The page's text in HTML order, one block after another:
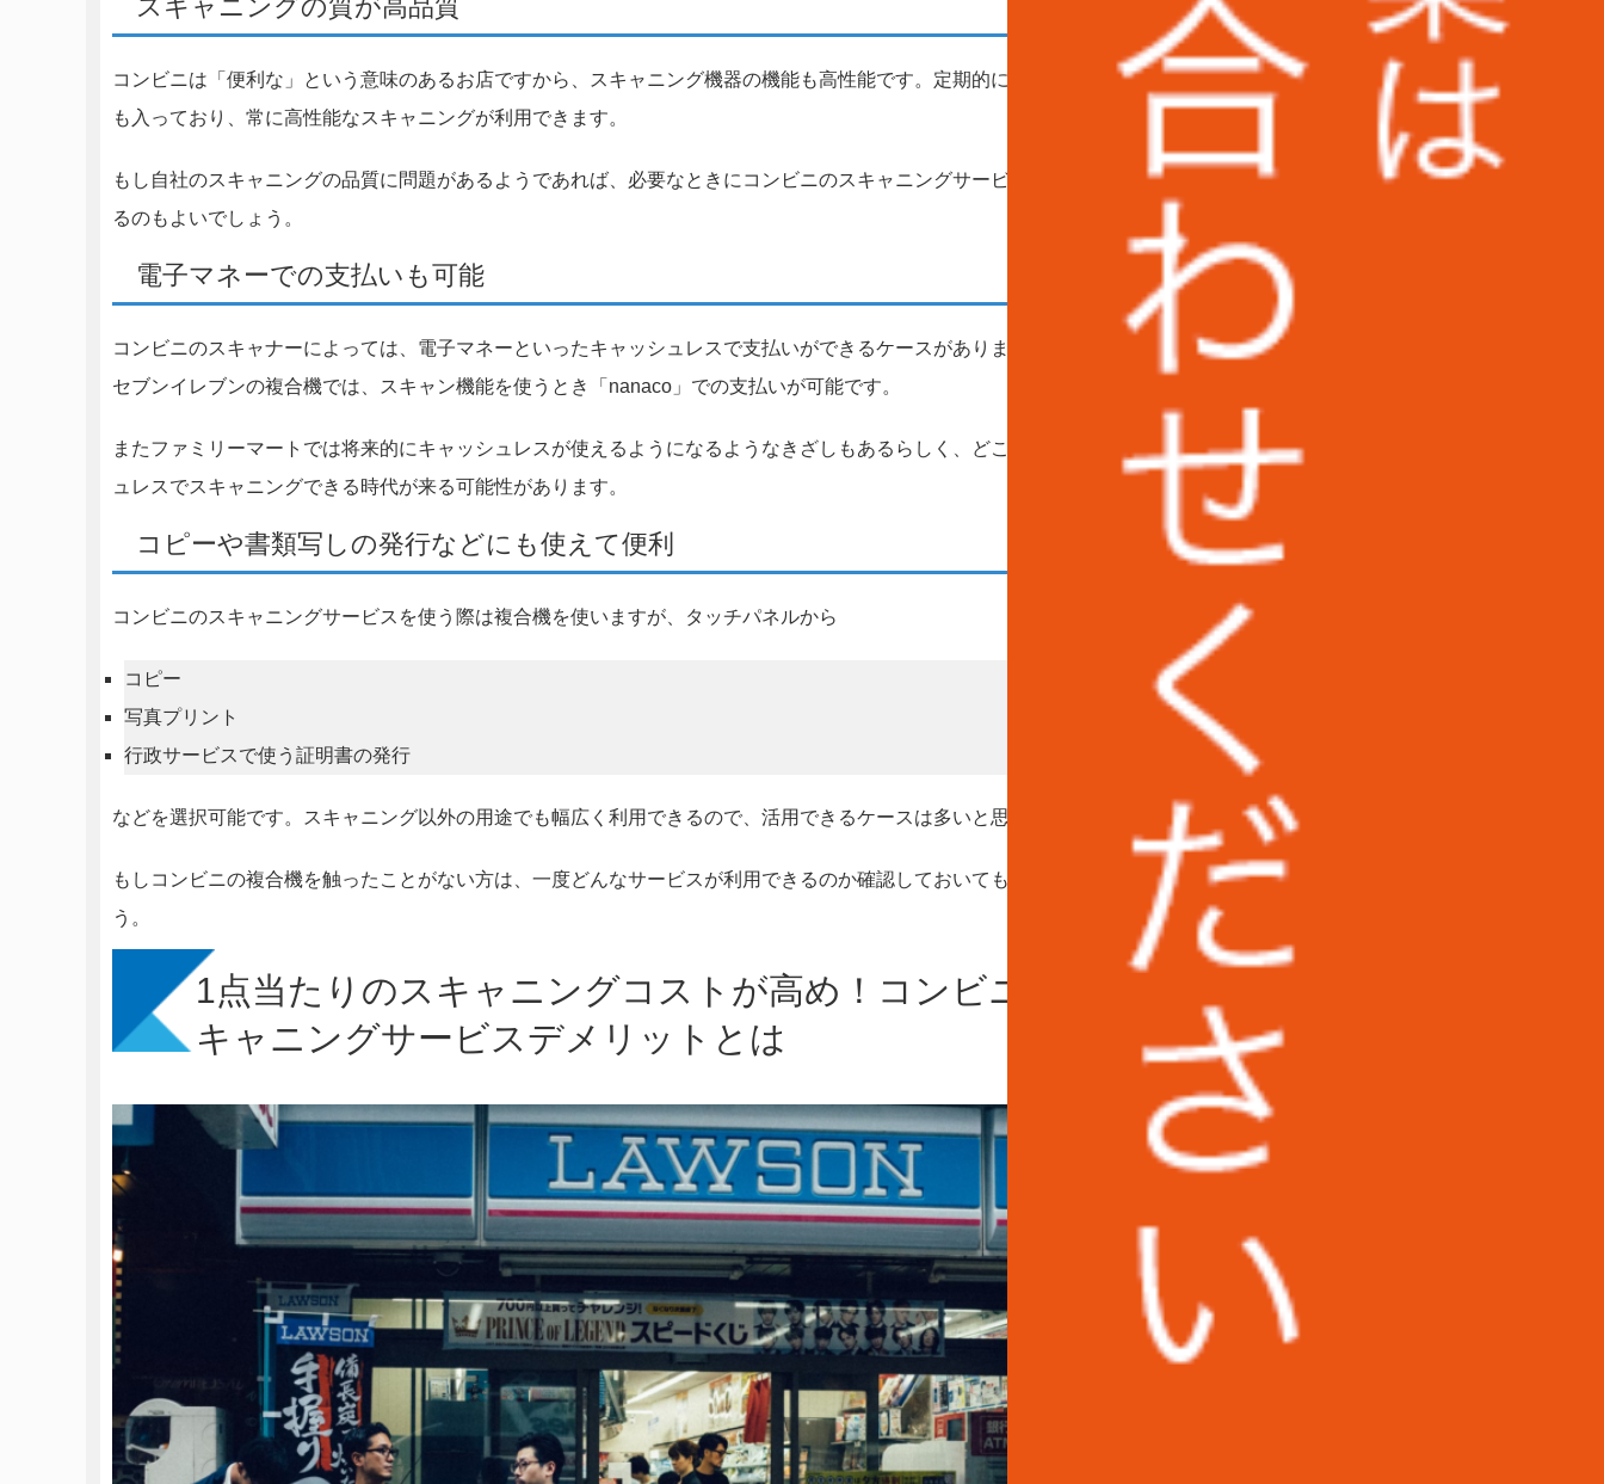
スキャニングの質が高品質
コンビニは「便利な」という意味のあるお店ですから、スキャニング機器の機能も高性能です。定期的にアップデート
も入っており、常に高性能なスキャニングが利用できます。
もし自社のスキャニングの品質に問題があるようであれば、必要なときにコンビニのスキャニングサービスを使ってみ
るのもよいでしょう。
電子マネーでの支払いも可能
コンビニのスキャナーによっては、電子マネーといったキャッシュレスで支払いができるケースがあります。たとえば
セブンイレブンの複合機では、スキャン機能を使うとき「nanaco」での支払いが可能です。
またファミリーマートでは将来的にキャッシュレスが使えるようになるようなきざしもあるらしく、どこでもキャッシ
ュレスでスキャニングできる時代が来る可能性があります。
コピーや書類写しの発行などにも使えて便利
コンビニのスキャニングサービスを使う際は複合機を使いますが、タッチパネルから
コピー
写真プリント
行政サービスで使う証明書の発行
などを選択可能です。スキャニング以外の用途でも幅広く利用できるので、活用できるケースは多いと思います。
もしコンビニの複合機を触ったことがない方は、一度どんなサービスが利用できるのか確認しておいてもよいでしょ
う。
1点当たりのスキャニングコストが高め！コンビニのス
キャニングサービスデメリットとは
株式会社KANKO
株式会社ケンコーエクスプレス様
UAゼンセン労働組合様
和歌山信愛大学様
埼玉県立大学様
地方独立行政法人東京都健康長寿医療セ
コダマ樹脂工業株式会社様